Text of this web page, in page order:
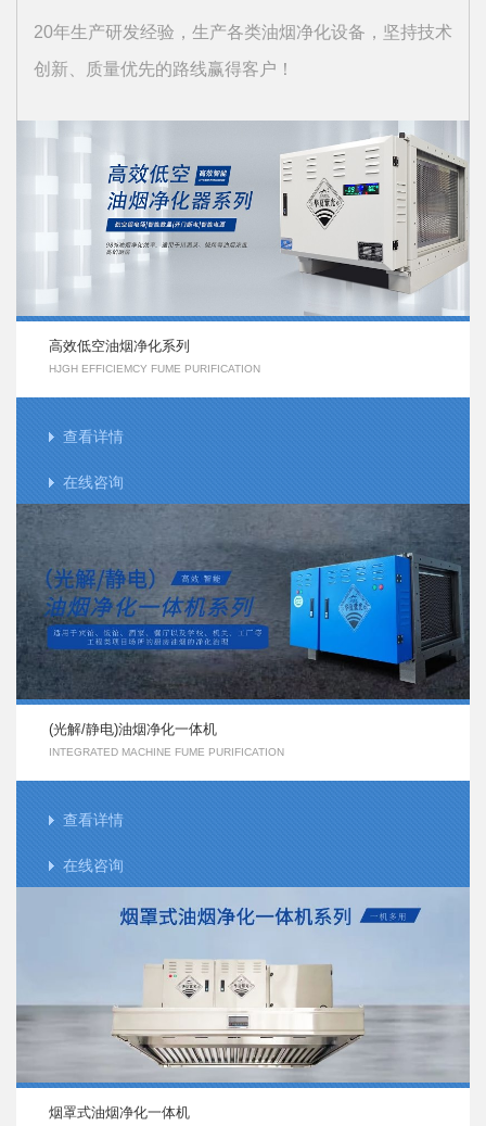
20年生产研发经验，生产各类油烟净化设备，坚持技术
创新、质量优先的路线赢得客户！
高效低空油烟净化系列
HJGH EFFICIEMCY FUME PURIFICATION
查看详情
在线咨询
(光解/静电)油烟净化一体机
INTEGRATED MACHINE FUME PURIFICATION
查看详情
在线咨询
烟罩式油烟净化一体机